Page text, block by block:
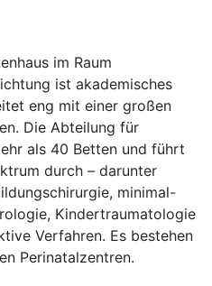
im Raum
ist akademisches
eng mit einer großen
Die Abteilung für
als 40 Betten und führt
durch – darunter
minimal-
Kindertraumatologie
Verfahren. Es bestehen
Perinatalzentren.